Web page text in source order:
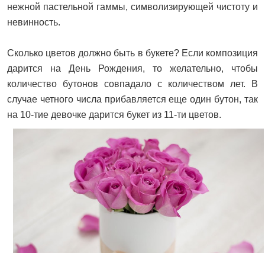
нежной пастельной гаммы, символизирующей чистоту и
невинность.
Сколько цветов должно быть в букете? Если композиция
дарится на День Рождения, то желательно, чтобы
количество бутонов совпадало с количеством лет. В
случае четного числа прибавляется еще один бутон, так
на 10-тие девочке дарится букет из 11-ти цветов.